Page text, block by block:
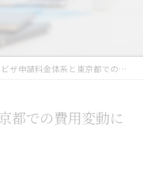
ビザ申請料金体系と東京都での費用変動に備える最新ガイド
都での費用変動に